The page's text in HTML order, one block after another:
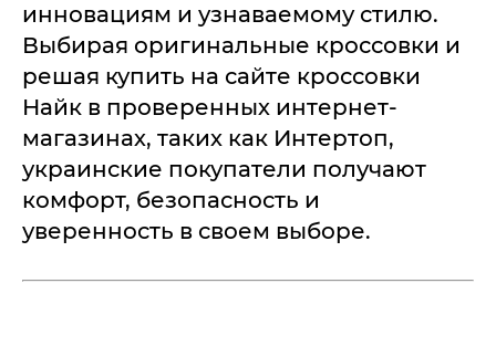
инновациям и узнаваемому стилю.
Выбирая оригинальные кроссовки и
решая купить на сайте кроссовки
Найк в проверенных интернет-
магазинах, таких как Интертоп,
украинские покупатели получают
комфорт, безопасность и
уверенность в своем выборе.